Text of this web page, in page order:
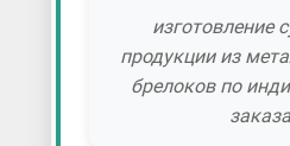
изготовление
продукции из
брелоков по